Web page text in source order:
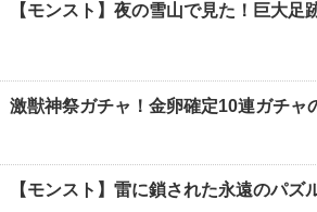
【モンスト】夜の雪山で見た！巨大足
激獣神祭ガチャ！金卵確定10連ガチャ
【モンスト】雷に鎖された永遠のパ